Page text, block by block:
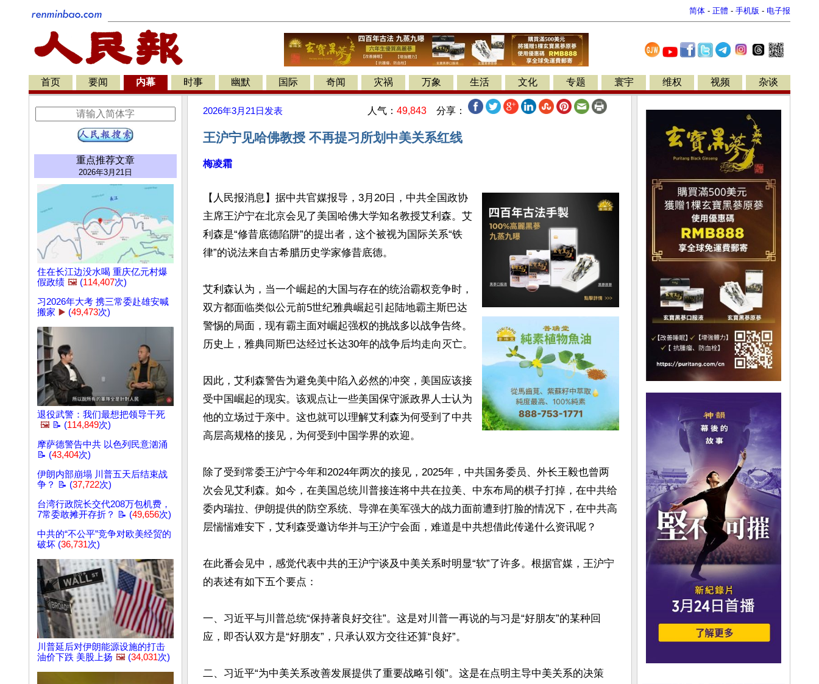
简体 - 正體 - 手机版 - 电子报
首页 要闻 内幕 时事 幽默 国际 奇闻 灾祸 万象 生活 文化 专题 寰宇 维权 视频 杂谈
重点推荐文章
2026年3月21日
住在长江边没水喝 重庆亿元村爆
假政绩 🖼️ (114,407次)
习2026年大考 携三常委赴雄安喊
搬家 ▶️ (49,473次)
退役武警：我们最想把领导干死
🖼️ 📝 (114,849次)
摩萨德警告中共 以色列民意汹涌
📝 (43,404次)
伊朗内部崩塌 川普五天后结束战
争？ 📝 (37,722次)
台湾行政院长交代208万包机费，
7常委敢摊开存折？ 📝 (49,656次)
中共的“不公平”竞争对欧美经贸的
破坏 (36,731次)
川普延后对伊朗能源设施的打击
油价下跌 美股上扬 🖼️ (34,031次)
2026年3月21日 发表 人气： 49,843 分享：
王沪宁见哈佛教授 不再提习所划中美关系红线
梅凌霜
【人民报消息】据中共官媒报导，3月20日，中共全国政协
主席王沪宁在北京会见了美国哈佛大学知名教授艾利森。艾
利森是“修昔底德陷阱”的提出者，这个被视为国际关系“铁
律”的说法来自古希腊历史学家修昔底德。
艾利森认为，当一个崛起的大国与存在的统治霸权竞争时，
双方都面临类似公元前5世纪雅典崛起引起陆地霸主斯巴达
警惕的局面，现有霸主面对崛起强权的挑战多以战争告终。
历史上，雅典同斯巴达经过长达30年的战争后均走向灭亡。
因此，艾利森警告为避免美中陷入必然的冲突，美国应该接
受中国崛起的现实。该观点让一些美国保守派政界人士认为
他的立场过于亲中。这也就可以理解艾利森为何受到了中共
高层高规格的接见，为何受到中国学界的欢迎。
除了受到常委王沪宁今年和2024年两次的接见，2025年，中共国务委员、外长王毅也曾两
次会见艾利森。如今，在美国总统川普接连将中共在拉美、中东布局的棋子打掉，在中共给
委内瑞拉、伊朗提供的防空系统、导弹在美军强大的战力面前遭到打脸的情况下，在中共高
层惴惴难安下，艾利森受邀访华并与王沪宁会面，难道是中共想借此传递什么资讯呢？
在此番会见中，感觉代表中共的王沪宁谈及中美关系时明显“软”了许多。根据官媒，王沪宁
的表述有如下五个要点：
一、习近平与川普总统“保持著良好交往”。这是对川普一再说的与习是“好朋友”的某种回
应，即否认双方是“好朋友”，只承认双方交往还算“良好”。
二、习近平“为中美关系改善发展提供了重要战略引领”。这是在点明主导中美关系的决策